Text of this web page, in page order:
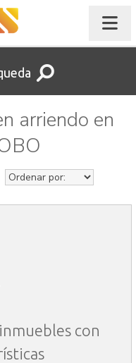
arriendo en
con